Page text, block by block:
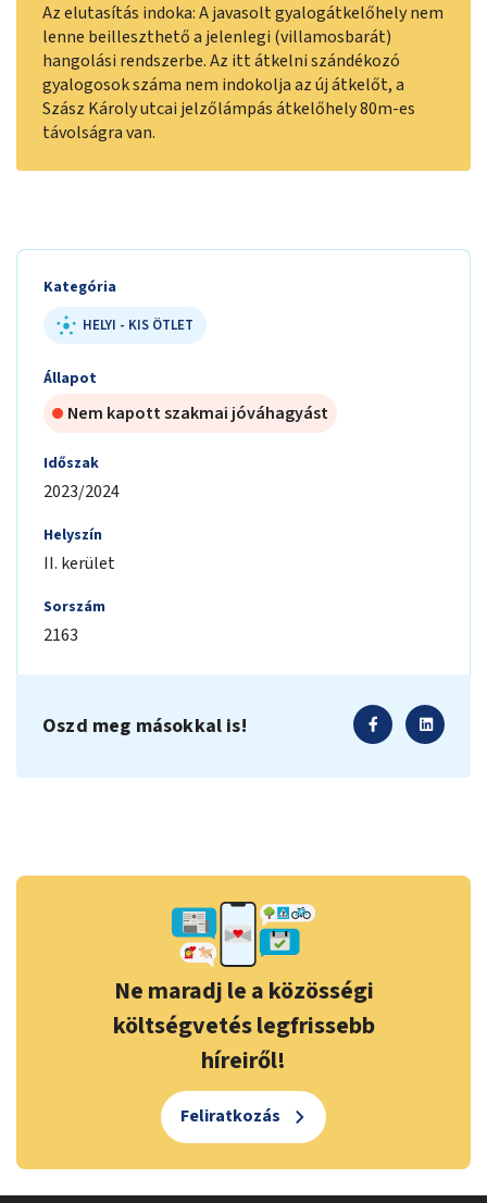
Az elutasítás indoka: A javasolt gyalogátkelőhely nem
lenne beilleszthető a jelenlegi (villamosbarát)
hangolási rendszerbe. Az itt átkelni szándékozó
gyalogosok száma nem indokolja az új átkelőt, a
Szász Károly utcai jelzőlámpás átkelőhely 80m-es
távolságra van.
Kategória
HELYI - KIS ÖTLET
Állapot
Nem kapott szakmai jóváhagyást
Időszak
2023/2024
Helyszín
II. kerület
Sorszám
2163
Oszd meg másokkal is!
Ne maradj le a közösségi
költségvetés legfrissebb
híreiről!
Feliratkozás